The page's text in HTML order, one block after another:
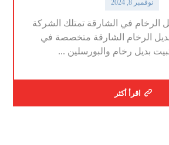
نوفمبر 8, 2024
الرخام في الشارقة تمتلك الشركة
الرخام الشارقة متخصصة في
بديل رخام والبورسلين ...
اقرأ أكثر